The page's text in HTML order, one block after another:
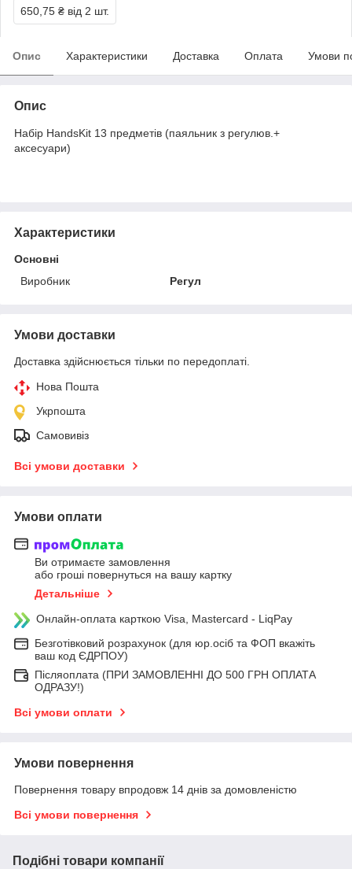
650,75 ₴ від 2 шт.
Опис Характеристики Доставка Оплата Умови
Опис
Набір HandsKit 13 предметів (паяльник з регулюв.+
аксесуари)
Характеристики
Основні
Виробник
Регул
Умови доставки
Доставка здійснюється тільки по передоплаті.
Нова Пошта
Укрпошта
Самовивіз
Всі умови доставки
Умови оплати
Ви отримаєте замовлення
або гроші повернуться на вашу картку
Детальніше
Онлайн-оплата карткою Visa, Mastercard - LiqPay
Безготівковий розрахунок (для юр.осіб та ФОП вкажіть
ваш код ЄДРПОУ)
Післяоплата (ПРИ ЗАМОВЛЕННІ ДО 500 ГРН ОПЛАТА
ОДРАЗУ!)
Всі умови оплати
Умови повернення
Повернення товару впродовж 14 днів за домовленістю
Всі умови повернення
Подібні товари компанії